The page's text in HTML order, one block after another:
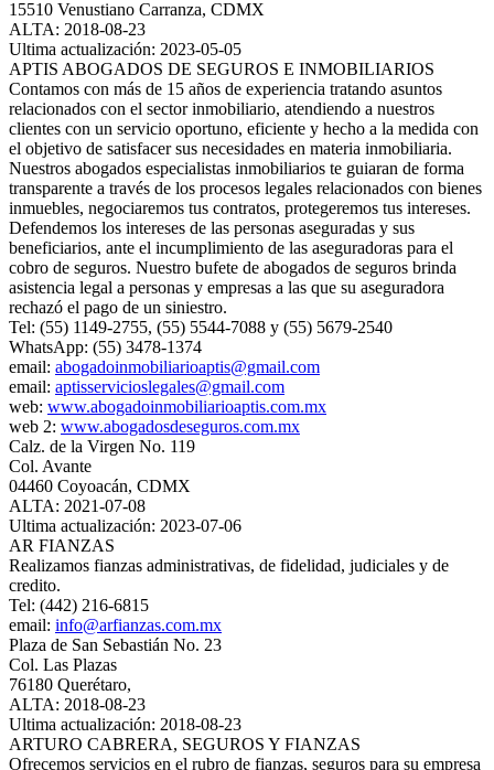
15510 Venustiano Carranza, CDMX
ALTA: 2018-08-23
Ultima actualización: 2023-05-05
APTIS ABOGADOS DE SEGUROS E INMOBILIARIOS
Contamos con más de 15 años de experiencia tratando asuntos
relacionados con el sector inmobiliario, atendiendo a nuestros
clientes con un servicio oportuno, eficiente y hecho a la medida con
el objetivo de satisfacer sus necesidades en materia inmobiliaria.
Nuestros abogados especialistas inmobiliarios te guiaran de forma
transparente a través de los procesos legales relacionados con bienes
inmuebles, negociaremos tus contratos, protegeremos tus intereses.
Defendemos los intereses de las personas aseguradas y sus
beneficiarios, ante el incumplimiento de las aseguradoras para el
cobro de seguros. Nuestro bufete de abogados de seguros brinda
asistencia legal a personas y empresas a las que su aseguradora
rechazó el pago de un siniestro.
Tel: (55) 1149-2755, (55) 5544-7088 y (55) 5679-2540
WhatsApp: (55) 3478-1374
email: abogadoinmobiliarioaptis@gmail.com
email: aptisservicioslegales@gmail.com
web: www.abogadoinmobiliarioaptis.com.mx
web 2: www.abogadosdeseguros.com.mx
Calz. de la Virgen No. 119
Col. Avante
04460 Coyoacán, CDMX
ALTA: 2021-07-08
Ultima actualización: 2023-07-06
AR FIANZAS
Realizamos fianzas administrativas, de fidelidad, judiciales y de
credito.
Tel: (442) 216-6815
email: info@arfianzas.com.mx
Plaza de San Sebastián No. 23
Col. Las Plazas
76180 Querétaro,
ALTA: 2018-08-23
Ultima actualización: 2018-08-23
ARTURO CABRERA, SEGUROS Y FIANZAS
Ofrecemos servicios en el rubro de fianzas, seguros para su empresa